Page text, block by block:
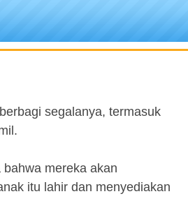
segalanya, termasuk
mereka akan
itu lahir dan menyediakan